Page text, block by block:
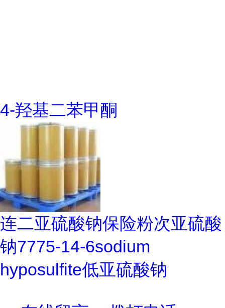
4-羟基二苯甲酮
连二亚硫酸钠保险粉次亚硫酸
钠7775-14-6sodium
hyposulfite低亚硫酸钠